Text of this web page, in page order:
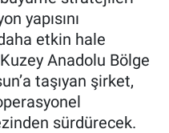
yapısını
etkin hale
Anadolu Bölge
taşıyan şirket,
sürdürecek.